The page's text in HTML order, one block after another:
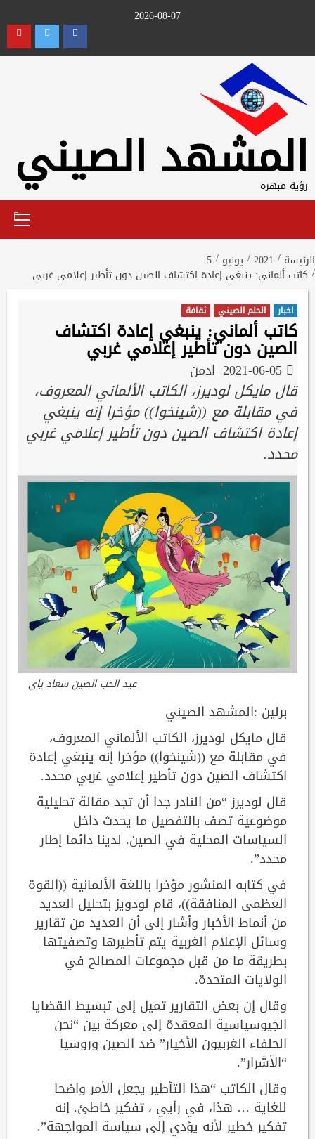
2026-08-07
Facebook
Twitter
المشهد الصيني
رؤية مبهرة
Primary
الرئيسة 2021 يونيو 5
كاتب ألماني: ينبغي إعادة اكتشاف الصين دون تأطير إعلامي غربي
اخبار الحلم الصيني ثقافة
كاتب ألماني: ينبغي إعادة اكتشاف
الصين دون تأطير إعلامي غربي
ادمن
قال مايكل لوديرز، الكاتب الألماني المعروف،
في مقابلة مع ((شينخوا)) مؤخرا إنه ينبغي
إعادة اكتشاف الصين دون تأطير إعلامي غربي
محدد.
عيد الحب الصين سعاد ياي
برلين :المشهد الصيني
قال مايكل لوديرز، الكاتب الألماني المعروف،
في مقابلة مع ((شينخوا)) مؤخرا إنه ينبغي إعادة
اكتشاف الصين دون تأطير إعلامي غربي محدد.
قال لوديرز “من النادر جدا أن تجد مقالة تحليلية
موضوعية تصف بالتفصيل ما يحدث داخل
السياسات المحلية في الصين. لدينا دائما إطار
محدد”.
في كتابه المنشور مؤخرا باللغة الألمانية ((القوة
العظمى المنافقة))، قام لودويز بتحليل العديد
من أنماط الأخبار وأشار إلى أن العديد من تقارير
وسائل الإعلام الغربية يتم تأطيرها وتصفيتها
بطريقة ما من قبل مجموعات المصالح في
الولايات المتحدة.
وقال إن بعض التقارير تميل إلى تبسيط القضايا
الجيوسياسية المعقدة إلى معركة بين “نحن
الحلفاء الغربيون الأخيار” ضد الصين وروسيا
“الأشرار”.
وقال الكاتب “هذا التأطير يجعل الأمر واضحا
للغاية … هذا، في رأيي ، تفكير خاطئ. إنه
تفكير خطير لأنه يؤدي إلى سياسة المواجهة”.